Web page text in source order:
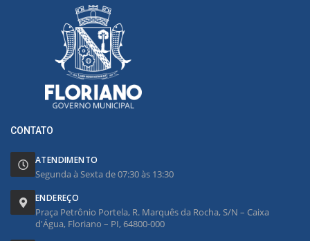
CONTATO
ATENDIMENTO
Segunda à Sexta de 07:30 às 13:30
ENDEREÇO
Praça Petrônio Portela, R. Marquês da Rocha, S/N – Caixa
d'Água, Floriano – PI, 64800-000